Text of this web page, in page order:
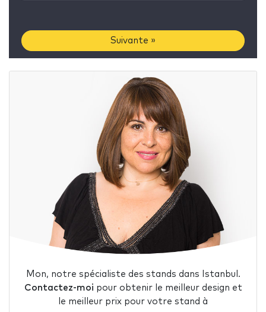
Suivante »
Mon, notre spécialiste des stands dans Istanbul.
Contactez-moi pour obtenir le meilleur design et
le meilleur prix pour votre stand à